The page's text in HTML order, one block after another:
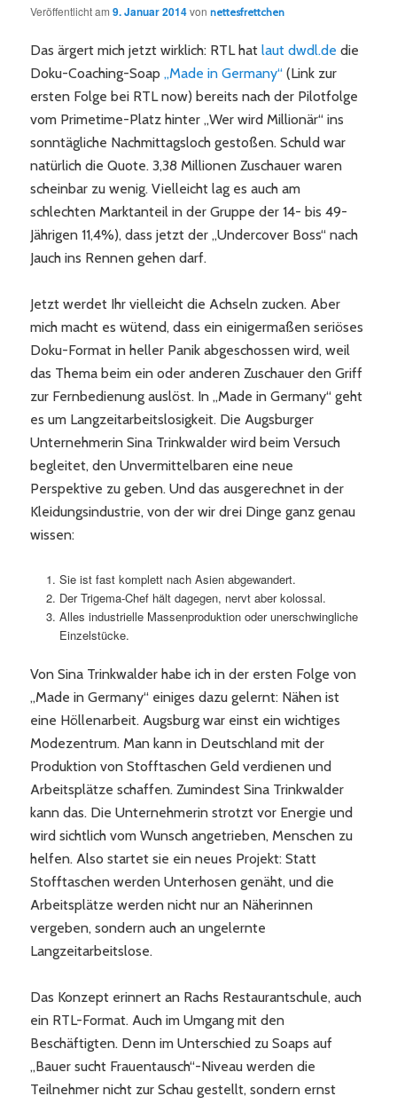
Veröffentlicht am9. Januar 2014vonnettesfrettchen
Das ärgert mich jetzt wirklich: RTL hatlaut dwdl.de die
Doku-Coaching-Soap „Made in Germany“ (Link zur
ersten Folge bei RTL now) bereits nach der Pilotfolge
vom Primetime-Platz hinter „Wer wird Millionär“ ins
sonntägliche Nachmittagsloch gestoßen. Schuld war
natürlich die Quote. 3,38 Millionen Zuschauer waren
scheinbar zu wenig. Vielleicht lag es auch am
schlechten Marktanteil in der Gruppe der 14- bis 49-
Jährigen 11,4%), dass jetzt der „Undercover Boss“ nach
Jauch ins Rennen gehen darf.
Jetzt werdet Ihr vielleicht die Achseln zucken. Aber
mich macht es wütend, dass ein einigermaßen seriöses
Doku-Format in heller Panik abgeschossen wird, weil
das Thema beim ein oder anderen Zuschauer den Griff
zur Fernbedienung auslöst. In „Made in Germany“ geht
es um Langzeitarbeitslosigkeit. Die Augsburger
Unternehmerin Sina Trinkwalder wird beim Versuch
begleitet, den Unvermittelbaren eine neue
Perspektive zu geben. Und das ausgerechnet in der
Kleidungsindustrie, von der wir drei Dinge ganz genau
wissen:
Sie ist fast komplett nach Asien abgewandert.
Der Trigema-Chef hält dagegen, nervt aber kolossal.
Alles industrielle Massenproduktion oder unerschwingliche
Einzelstücke.
Von Sina Trinkwalder habe ich in der ersten Folge von
„Made in Germany“ einiges dazu gelernt: Nähen ist
eine Höllenarbeit. Augsburg war einst ein wichtiges
Modezentrum. Man kann in Deutschland mit der
Produktion von Stofftaschen Geld verdienen und
Arbeitsplätze schaffen. Zumindest Sina Trinkwalder
kann das. Die Unternehmerin strotzt vor Energie und
wird sichtlich vom Wunsch angetrieben, Menschen zu
helfen. Also startet sie ein neues Projekt: Statt
Stofftaschen werden Unterhosen genäht, und die
Arbeitsplätze werden nicht nur an Näherinnen
vergeben, sondern auch an ungelernte
Langzeitarbeitslose.
Das Konzept erinnert an Rachs Restaurantschule, auch
ein RTL-Format. Auch im Umgang mit den
Beschäftigten. Denn im Unterschied zu Soaps auf
„Bauer sucht Frauentausch“-Niveau werden die
Teilnehmer nicht zur Schau gestellt, sondern ernst